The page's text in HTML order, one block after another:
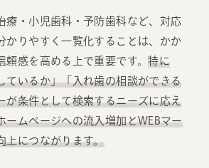
療・小児歯科・予防歯科など、対応
かりやすく一覧化することは、かか
頼感を高める上で重要です。特に
ているか」「入れ歯の相談ができる
が条件として検索するニーズに応え
ームページへの流入増加とWEBマー
上につながります。